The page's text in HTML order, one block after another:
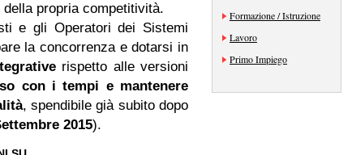
propria competitività.
e gli Operatori dei Sistemi
la concorrenza e dotarsi in
rispetto alle versioni
con i tempi e mantenere
, spendibile già subito dopo
2015).
Formazione / Istruzione
Lavoro
Primo Impiego